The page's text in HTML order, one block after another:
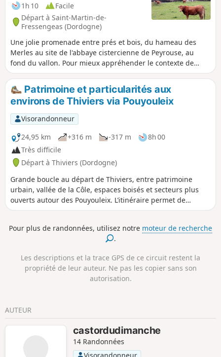
1h 10
Facile
Départ à Saint-Martin-de-
Fressengeas (Dordogne)
Une jolie promenade entre prés et bois, du hameau des
Merles au site de l'abbaye cistercienne de Peyrouse, au
fond du vallon. Pour mieux appréhender le contexte de
l'installation des moines au XIIe siècle.
Patrimoine et particularités aux
environs de Thiviers via Pouyouleix
Visorandonneur
24,95 km
+316 m -317 m
8h 00
Très difficile
Départ à Thiviers (Dordogne)
Grande boucle au départ de Thiviers, entre patrimoine
urbain, vallée de la Côle, espaces boisés et secteurs plus
ouverts autour des Pouyouleix. L’itinéraire permet de
découvrir plusieurs visages de la commune : le centre
l’Arboretum des Pouyouleix et le Vieux Thiviers.
Pour plus de randonnées, utilisez notre moteur de recherche
.
Les descriptions et la trace GPS de ce circuit restent la
propriété de leur auteur. Ne pas les copier sans son
autorisation.
AUTEUR
castordudimanche
14 Randonnées